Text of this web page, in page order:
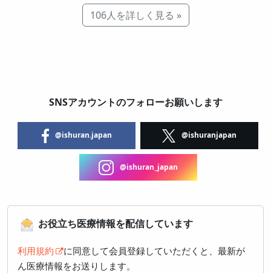
106人を詳しく見る »
SNSアカウントのフォローお願いします
@ishuran.japan @ishuranjapan
@ishuran_japan
お役立ち医療情報を配信しています
利用規約
に同意して会員登録していただくと、最新が
ん医療情報をお送りします。